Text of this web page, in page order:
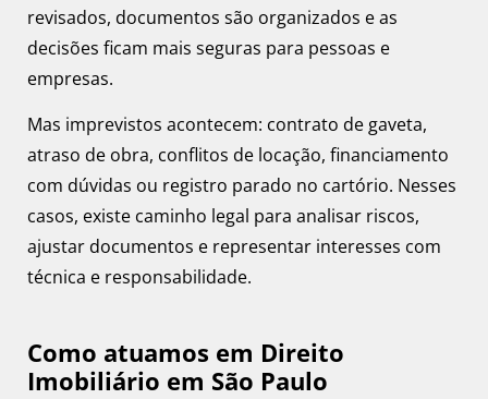
revisados, documentos são organizados e as
decisões ficam mais seguras para pessoas e
empresas.
Mas imprevistos acontecem: contrato de gaveta,
atraso de obra, conflitos de locação, financiamento
com dúvidas ou registro parado no cartório. Nesses
casos, existe caminho legal para analisar riscos,
ajustar documentos e representar interesses com
técnica e responsabilidade.
Como atuamos em Direito
Imobiliário em São Paulo